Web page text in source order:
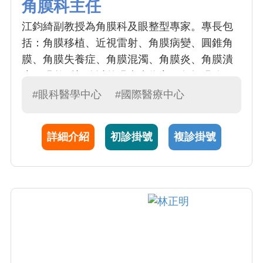
角膜科主任
江鈞綺副教授為角膜科及眼整型專家。專長包
括：角膜移植、近視雷射、角膜病變、圓錐角
膜、角膜失養症、角膜混濁、角膜炎、角膜潰
垂、睫毛倒插、鼻淚管阻塞等。江醫師於 2001
且不間斷地從事基礎醫學研究，發表多篇醫學
相關論文於國際期刊
#眼科醫學中心 #國際醫療中心
詳細介紹 初診掛號 複診掛號